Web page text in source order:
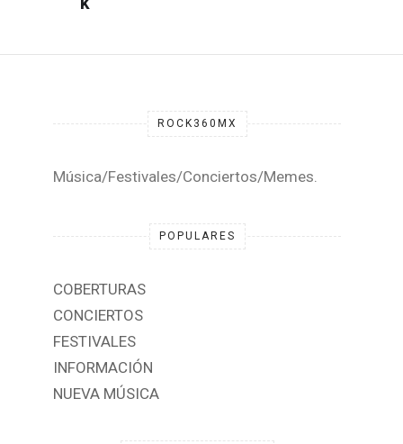
ROCK360MX
Música/Festivales/Conciertos/Memes.
POPULARES
COBERTURAS
CONCIERTOS
FESTIVALES
INFORMACIÓN
NUEVA MÚSICA